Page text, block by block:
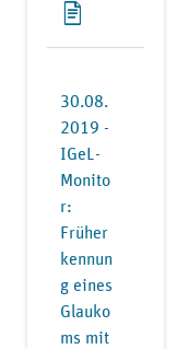
30.08.
2019 -
IGeL-
Monito
r:
Früher
kennun
g eines
Glauko
ms mit